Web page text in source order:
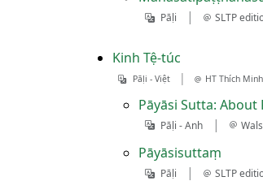
Pāḷi | SLTP
Kinh Tệ-túc
Pāḷi - Việt | HT Thích
Pāyāsi Sutta:
Pāḷi - Anh |
Pāyāsisuttaṃ
Pāḷi | SLTP